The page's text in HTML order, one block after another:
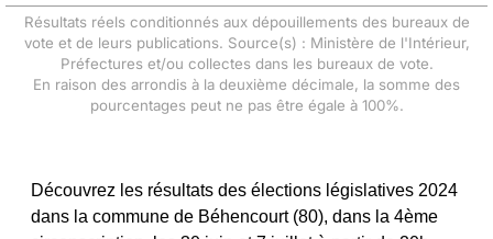
Résultats réels conditionnés aux dépouillements des bureaux de
vote et de leurs publications. Source(s) : Ministère de l'Intérieur,
Préfectures et/ou collectes dans les bureaux de vote.
En raison des arrondis à la deuxième décimale, la somme des
pourcentages peut ne pas être égale à 100%.
Découvrez les résultats des élections législatives 2024
dans la commune de Béhencourt (80), dans la 4ème